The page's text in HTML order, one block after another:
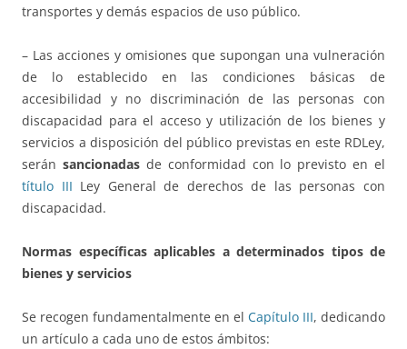
transportes y demás espacios de uso público.
– Las acciones y omisiones que supongan una vulneración
de lo establecido en las condiciones básicas de
accesibilidad y no discriminación de las personas con
discapacidad para el acceso y utilización de los bienes y
servicios a disposición del público previstas en este RDLey,
serán sancionadasde conformidad con lo previsto en el
título III Ley General de derechos de las personas con
discapacidad.
Normas específicas aplicables a determinados tipos de
bienes y servicios
Se recogen fundamentalmente en el Capítulo III, dedicando
un artículo a cada uno de estos ámbitos: